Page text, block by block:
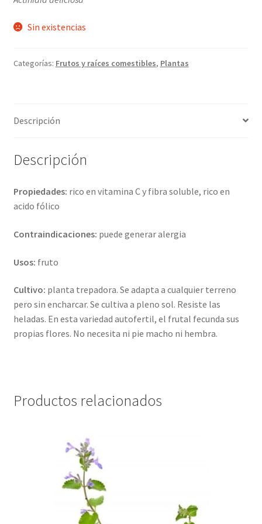
Sin existencias
Categorías: Frutos y raíces comestibles, Plantas
Descripción
Descripción
Propiedades: rico en vitamina C y fibra soluble, rico en
acido fólico
Contraindicaciones: puede generar alergia
Usos: fruto
Cultivo: planta trepadora. Se adapta a cualquier terreno
pero sin encharcar. Se cultiva a pleno sol. Resiste las
heladas. En esta variedad autofertil, el frutal fecunda sus
propias flores. No necesita ni pie macho ni hembra.
Productos relacionados